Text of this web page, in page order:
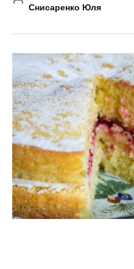
Снисаренко Юля